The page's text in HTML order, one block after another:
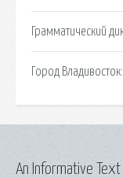
Грамматический
Город
An Informative Text